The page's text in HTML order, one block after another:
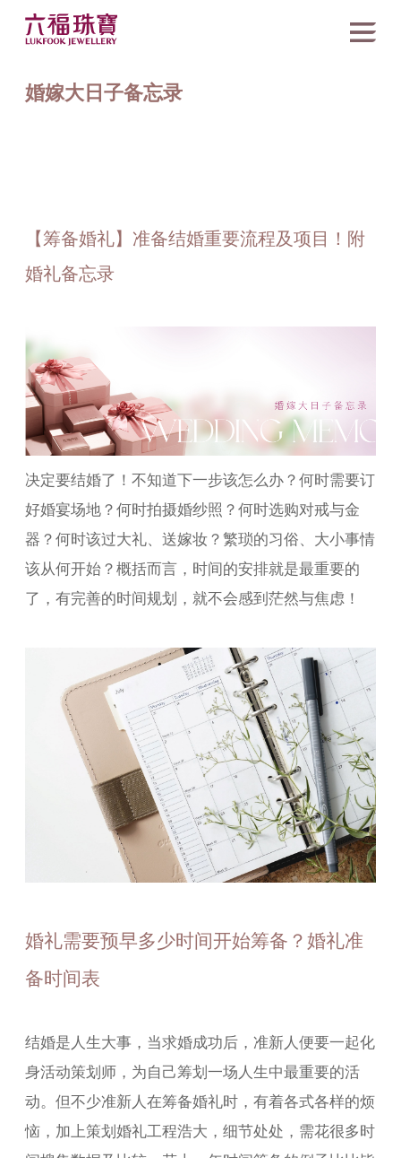
婚嫁大日子备忘录
【筹备婚礼】准备结婚重要流程及项目！附
婚礼备忘录
决定要结婚了！不知道下一步该怎么办？何时需要订
好婚宴场地？何时拍摄婚纱照？何时选购对戒与金
器？何时该过大礼、送嫁妆？繁琐的习俗、大小事情
该从何开始？概括而言，时间的安排就是最重要的
了，有完善的时间规划，就不会感到茫然与焦虑！
婚礼需要预早多少时间开始筹备？婚礼准
备时间表
结婚是人生大事，当求婚成功后，准新人便要一起化
身活动策划师，为自己筹划一场人生中最重要的活
动。但不少准新人在筹备婚礼时，有着各式各样的烦
恼，加上策划婚礼工程浩大，细节处处，需花很多时